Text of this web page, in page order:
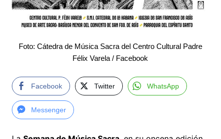
Foto: Cátedra de Música Sacra del Centro Cultural Padre
Félix Varela / Facebook
Facebook Twitter WhatsApp
Messenger